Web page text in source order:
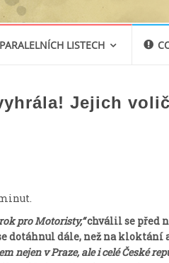
LISTECH
Jejich
pro Motoristy,“chválil se před
dotáhnul dále, než na kloktání
nejen v Praze, ale i celé České